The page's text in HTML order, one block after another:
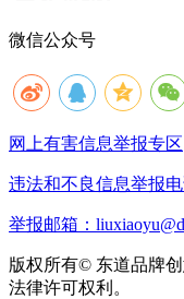
微信公众号
网上有害信息举报专区
违法和不良信息举报电
举报邮箱：
版权所有© 东道品牌
法律许可权利。